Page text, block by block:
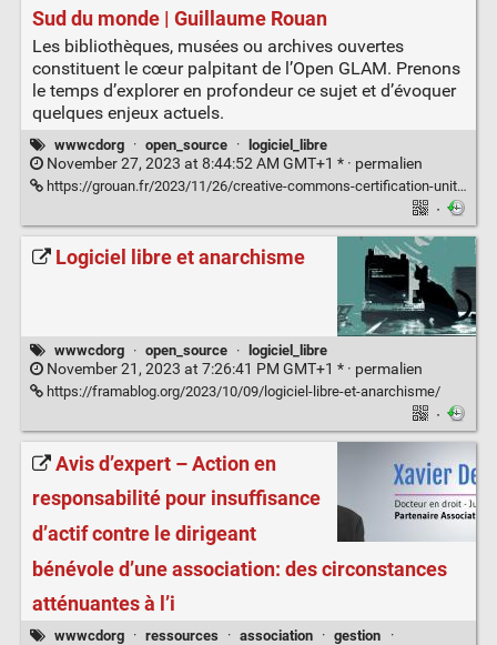
Sud du monde | Guillaume Rouan
Les bibliothèques, musées ou archives ouvertes
constituent le cœur palpitant de l’Open GLAM. Prenons
le temps d’explorer en profondeur ce sujet et d’évoquer
quelques enjeux actuels.
wwwcdorg · open_source · logiciel_libre
November 27, 2023 at 8:44:52 AM GMT+1 * · permalien
https://grouan.fr/2023/11/26/creative-commons-certification-unit5-openglam-pour-un-open-content-universel/
·
Logiciel libre et anarchisme
wwwcdorg · open_source · logiciel_libre
November 21, 2023 at 7:26:41 PM GMT+1 * · permalien
https://framablog.org/2023/10/09/logiciel-libre-et-anarchisme/
·
Avis d’expert – Action en
responsabilité pour insuffisance
d’actif contre le dirigeant
bénévole d’une association: des circonstances
atténuantes à l’i
wwwcdorg · ressources · association · gestion
·